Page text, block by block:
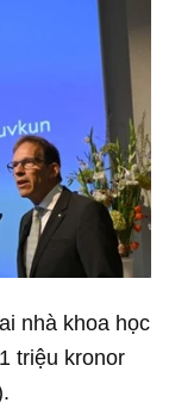
nhà khoa học
triệu kronor